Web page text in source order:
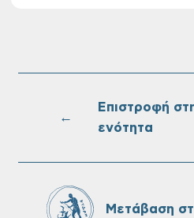
πίνακες της
πρόσληψη
σχολικών
←
Επιστροφή
ενότητα
Μετάβαση